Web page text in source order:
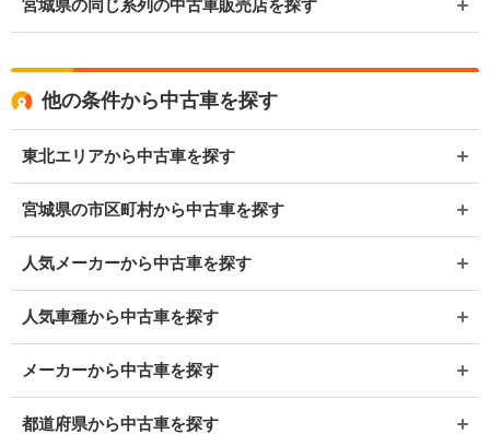
宮城県の同じ系列の中古車販売店を探す
他の条件から中古車を探す
東北エリアから中古車を探す
宮城県の市区町村から中古車を探す
人気メーカーから中古車を探す
人気車種から中古車を探す
メーカーから中古車を探す
都道府県から中古車を探す